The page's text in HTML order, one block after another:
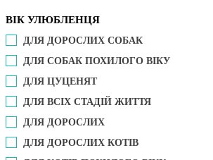
ВІК УЛЮБЛЕНЦЯ
ДЛЯ ДОРОСЛИХ СОБАК
ДЛЯ СОБАК ПОХИЛОГО ВІКУ
ДЛЯ ЦУЦЕНЯТ
ДЛЯ ВСІХ СТАДІЙ ЖИТТЯ
ДЛЯ ДОРОСЛИХ
ДЛЯ ДОРОСЛИХ КОТІВ